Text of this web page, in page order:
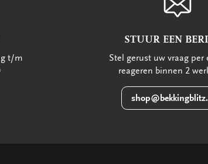
t/m
STUUR EEN
Stel gerust uw vraag per
reageren binnen 2